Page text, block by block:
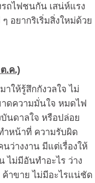
ถไฟชนกัน เสน่ห์แรง
อยากริเริ่มสิ่งใหม่ด้วย
.ค.)
าให้รู้สึกกังวลใจ ไม่
ดความมั่นใจ หมดไฟ
นดาลใจ หรือปล่อย
ทำหน้าที่ ความรับผิด
ว่างงาน มีแต่เรื่องให้
ไม่มีอันทำอะไร ว่าง
ค้าขาย ไม่มีอะไรแน่ชัด